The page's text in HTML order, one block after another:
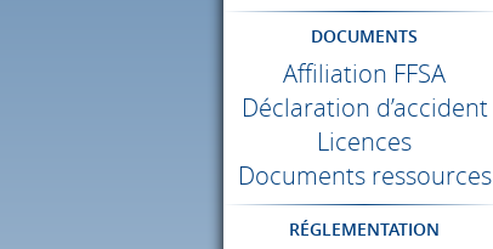
DOCUMENTS
Affiliation FFSA
Déclaration d’accident
Licences
Documents ressources
RÉGLEMENTATION